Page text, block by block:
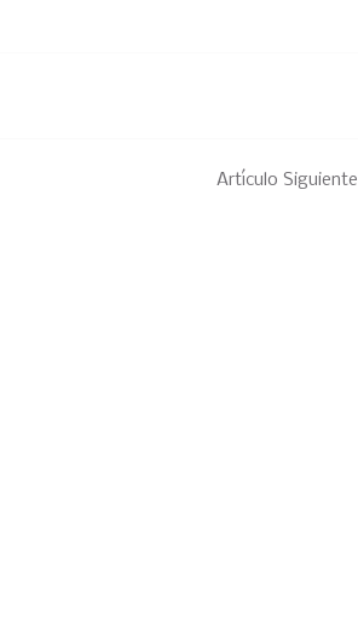
Artículo Siguiente